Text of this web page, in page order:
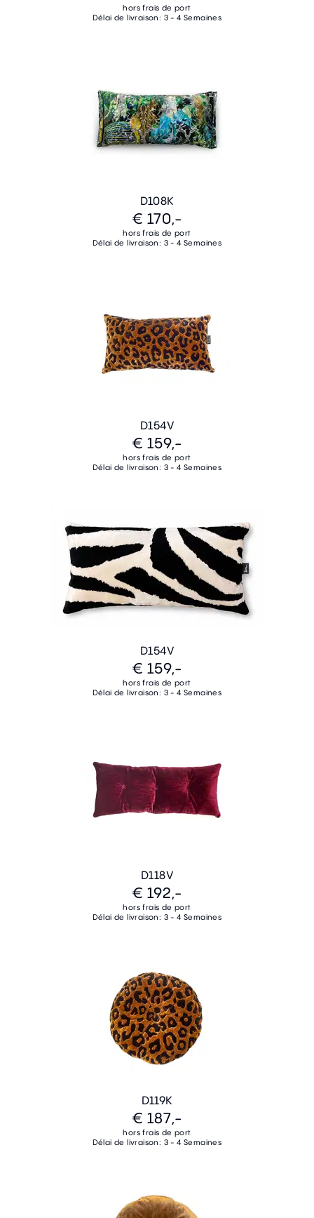
hors frais de port
Délai de livraison: 3 - 4 Semaines
D108K
€ 170,-
hors frais de port
Délai de livraison: 3 - 4 Semaines
D154V
€ 159,-
hors frais de port
Délai de livraison: 3 - 4 Semaines
D154V
€ 159,-
hors frais de port
Délai de livraison: 3 - 4 Semaines
D118V
€ 192,-
hors frais de port
Délai de livraison: 3 - 4 Semaines
D119K
€ 187,-
hors frais de port
Délai de livraison: 3 - 4 Semaines